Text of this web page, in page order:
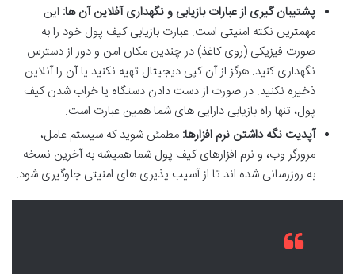
پشتیبان گیری از عبارات بازیابی و نگهداری آفلاین آن ها: این
مهمترین نکته امنیتی است. عبارت بازیابی کیف پول خود را به
صورت فیزیکی (روی کاغذ) در چندین مکان امن و دور از دسترس
نگهداری کنید. هرگز از آن کپی دیجیتال تهیه نکنید یا آن را آنلاین
ذخیره نکنید. در صورت از دست دادن دستگاه یا خراب شدن کیف
پول، تنها راه بازیابی دارایی های شما همین عبارت است.
آپدیت نگه داشتن نرم افزارها: مطمئن شوید که سیستم عامل،
مرورگر وب، و نرم افزارهای کیف پول شما همیشه به آخرین نسخه
به روزرسانی شده اند تا از آسیب پذیری های امنیتی جلوگیری شود.